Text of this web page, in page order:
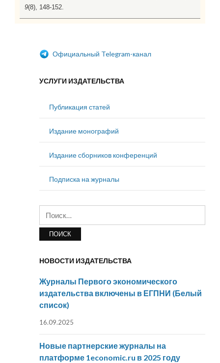
9(8), 148-152.
Официальный Telegram-канал
УСЛУГИ ИЗДАТЕЛЬСТВА
Публикация статей
Издание монографий
Издание сборников конференций
Подписка на журналы
НОВОСТИ ИЗДАТЕЛЬСТВА
Журналы Первого экономического
издательства включены в ЕГПНИ (Белый
список)
16.09.2025
Новые партнерские журналы на
платформе 1economic.ru в 2025 году